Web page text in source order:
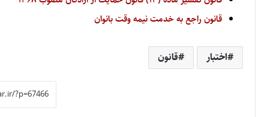
قانون راجع به خدمت نیمه وقت بانوان
اختبار قانون